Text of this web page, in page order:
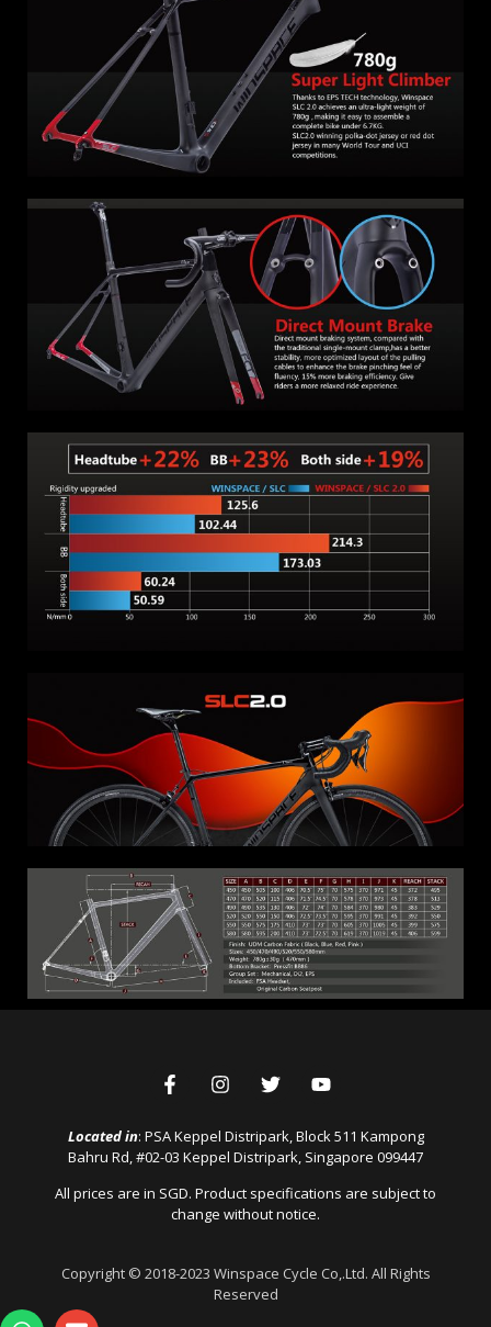
Located in: PSA Keppel Distripark, Block 511 Kampong
Bahru Rd, #02-03 Keppel Distripark, Singapore 099447
All prices are in SGD. Product specifications are subject to
change without notice.
Copyright © 2018-2023 Winspace Cycle Co,.Ltd. All Rights
Reserved